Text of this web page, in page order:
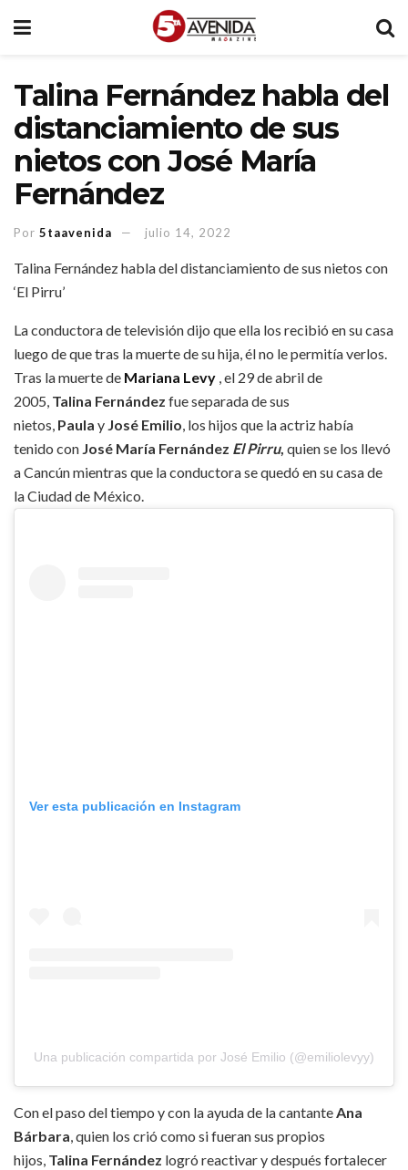
Talina Fernández habla del
distanciamiento de sus
nietos con José María
Fernández
Por 5taavenida julio 14, 2022
Talina Fernández habla del distanciamiento de sus nietos con
‘El Pirru’
La conductora de televisión dijo que ella los recibió en su casa
luego de que tras la muerte de su hija, él no le permitía verlos.
Tras la muerte de Mariana Levy , el 29 de abril de
2005, Talina Fernández fue separada de sus
nietos, Paula y José Emilio , los hijos que la actriz había
tenido con José María Fernández El Pirru, quien se los llevó
a Cancún mientras que la conductora se quedó en su casa de
la Ciudad de México.
Ver esta publicación en Instagram
Una publicación compartida por José Emilio (@emiliolevyy)
Con el paso del tiempo y con la ayuda de la cantanteAna
Bárbara, quien los crió como si fueran sus propios
hijos, Talina Fernández logró reactivar y después fortalecer